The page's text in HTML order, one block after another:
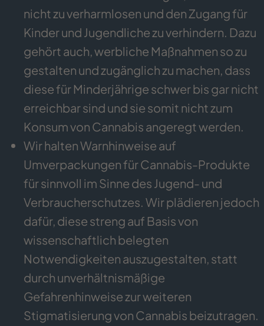
nicht zu verharmlosen und den Zugang für
Kinder und Jugendliche zu verhindern. Dazu
gehört auch, werbliche Maßnahmen so zu
gestalten und zugänglich zu machen, dass
diese für Minderjährige schwer bis gar nicht
erreichbar sind und sie somit nicht zum
Konsum von Cannabis angeregt werden.
Wir halten Warnhinweise auf
Umverpackungen für Cannabis-Produkte
für sinnvoll im Sinne des Jugend- und
Verbraucherschutzes. Wir plädieren jedoch
dafür, diese streng auf Basis von
wissenschaftlich belegten
Notwendigkeiten auszugestalten, statt
durch unverhältnismäßige
Gefahrenhinweise zur weiteren
Stigmatisierung von Cannabis beizutragen.